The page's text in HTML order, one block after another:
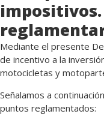
Mediante el presente
de incentivo a la
motocicletas y
Señalamos a
puntos reglamentados: